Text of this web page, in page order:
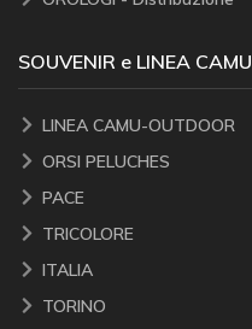
SOUVENIR e LINEA CAMU
LINEA CAMU-OUTDOOR
ORSI PELUCHES
PACE
TRICOLORE
ITALIA
TORINO